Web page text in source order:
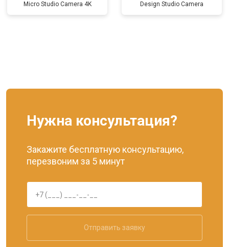
Micro Studio Camera 4K Design Studio Camera
Нужна консультация?
Закажите бесплатную консультацию,
перезвоним за 5 минут
Отправить заявку